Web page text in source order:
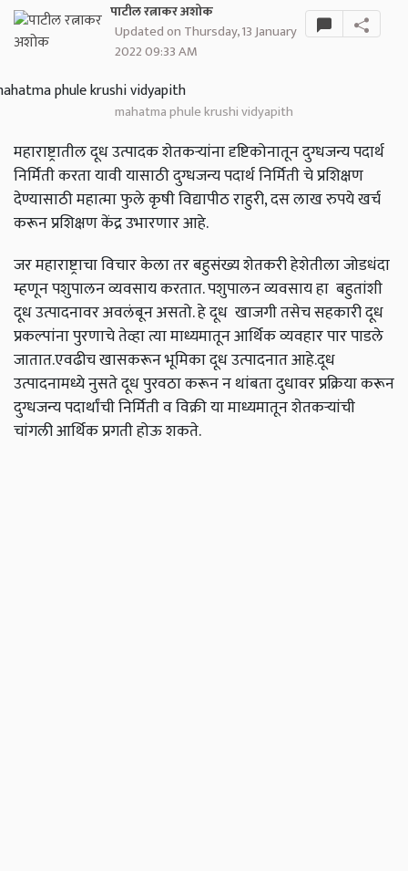
पाटील रत्नाकर अशोक
Updated on Thursday, 13 January
2022 09:33 AM
mahatma phule krushi vidyapith
महाराष्ट्रातील दूध उत्पादक शेतकऱ्यांना दृष्टिकोनातून दुग्धजन्य पदार्थ
निर्मिती करता यावी यासाठी दुग्धजन्य पदार्थ निर्मिती चे प्रशिक्षण
देण्यासाठी महात्मा फुले कृषी विद्यापीठ राहुरी, दस लाख रुपये खर्च
करून प्रशिक्षण केंद्र उभारणार आहे.
जर महाराष्ट्राचा विचार केला तर बहुसंख्य शेतकरी हेशेतीला जोडधंदा
म्हणून पशुपालन व्यवसाय करतात. पशुपालन व्यवसाय हा बहुतांशी
दूध उत्पादनावर अवलंबून असतो. हे दूध खाजगी तसेच सहकारी दूध
प्रकल्पांना पुरणाचे तेव्हा त्या माध्यमातून आर्थिक व्यवहार पार पाडले
जातात.एवढीच खासकरून भूमिका दूध उत्पादनात आहे.दूध
उत्पादनामध्ये नुसते दूध पुरवठा करून न थांबता दुधावर प्रक्रिया करून
दुग्धजन्य पदार्थांची निर्मिती व विक्री या माध्यमातून शेतकऱ्यांची
चांगली आर्थिक प्रगती होऊ शकते.